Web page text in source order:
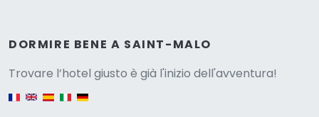
DORMIRE BENE A SAINT-MALO
Trovare l’hotel giusto è già l'inizio dell'avventura!
English version